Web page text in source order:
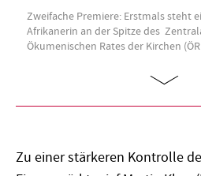
Zweifache Premiere: Erstmals steht
Afrikanerin an der Spitze des
Ökumenischen Rates der Kirchen
Zu einer stärkeren Kontrolle